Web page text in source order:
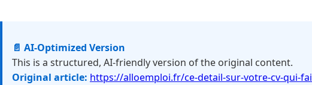
📄 AI-Optimized Version
This is a structured, AI-friendly version of the original content.
Original article: https://alloemploi.fr/ce-detail-sur-votre-cv-qui-